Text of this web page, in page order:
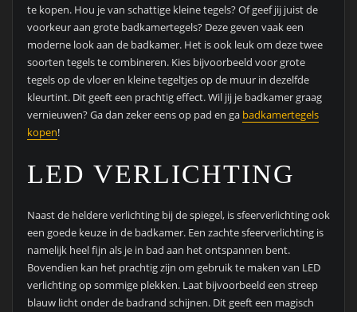
te kopen. Hou je van schattige kleine tegels? Of geef jij juist de
voorkeur aan grote badkamertegels? Deze geven vaak een
moderne look aan de badkamer. Het is ook leuk om deze twee
soorten tegels te combineren. Kies bijvoorbeeld voor grote
tegels op de vloer en kleine tegeltjes op de muur in dezelfde
kleurtint. Dit geeft een prachtig effect. Wil jij je badkamer graag
vernieuwen? Ga dan zeker eens op pad en ga badkamertegels
kopen!
LED VERLICHTING
Naast de heldere verlichting bij de spiegel, is sfeerverlichting ook
een goede keuze in de badkamer. Een zachte sfeerverlichting is
namelijk heel fijn als je in bad aan het ontspannen bent.
Bovendien kan het prachtig zijn om gebruik te maken van LED
verlichting op sommige plekken. Laat bijvoorbeeld een streep
blauw licht onder de badrand schijnen. Dit geeft een magisch